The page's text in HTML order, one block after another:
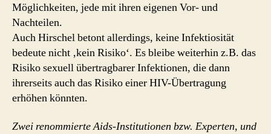
Möglichkeiten, jede mit ihren eigenen Vor- und
Nachteilen.
Auch Hirschel betont allerdings, keine Infektiosität
bedeute nicht ‚kein Risiko‘. Es bleibe weiterhin z.B. das
Risiko sexuell übertragbarer Infektionen, die dann
ihrerseits auch das Risiko einer HIV-Übertragung
erhöhen könnten.
Zwei renommierte Aids-Institutionen bzw. Experten, und